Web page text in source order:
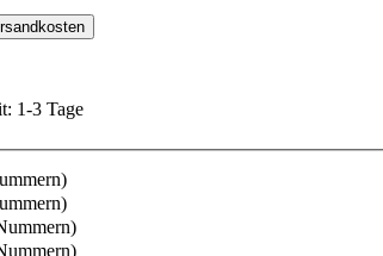
1-3 Tage